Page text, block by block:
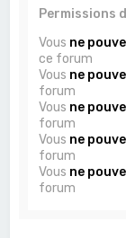
Permissions
Vous ne
ce forum
Vous ne
forum
Vous ne
forum
Vous ne
forum
Vous ne
forum